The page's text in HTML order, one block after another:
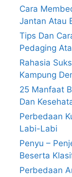
Cara
Jantan Atau
Tips Dan
Pedaging
Rahasia
Kampung
25 Manfaat
Dan
Perbedaan
Labi-Labi
Penyu –
Beserta
Perbedaan